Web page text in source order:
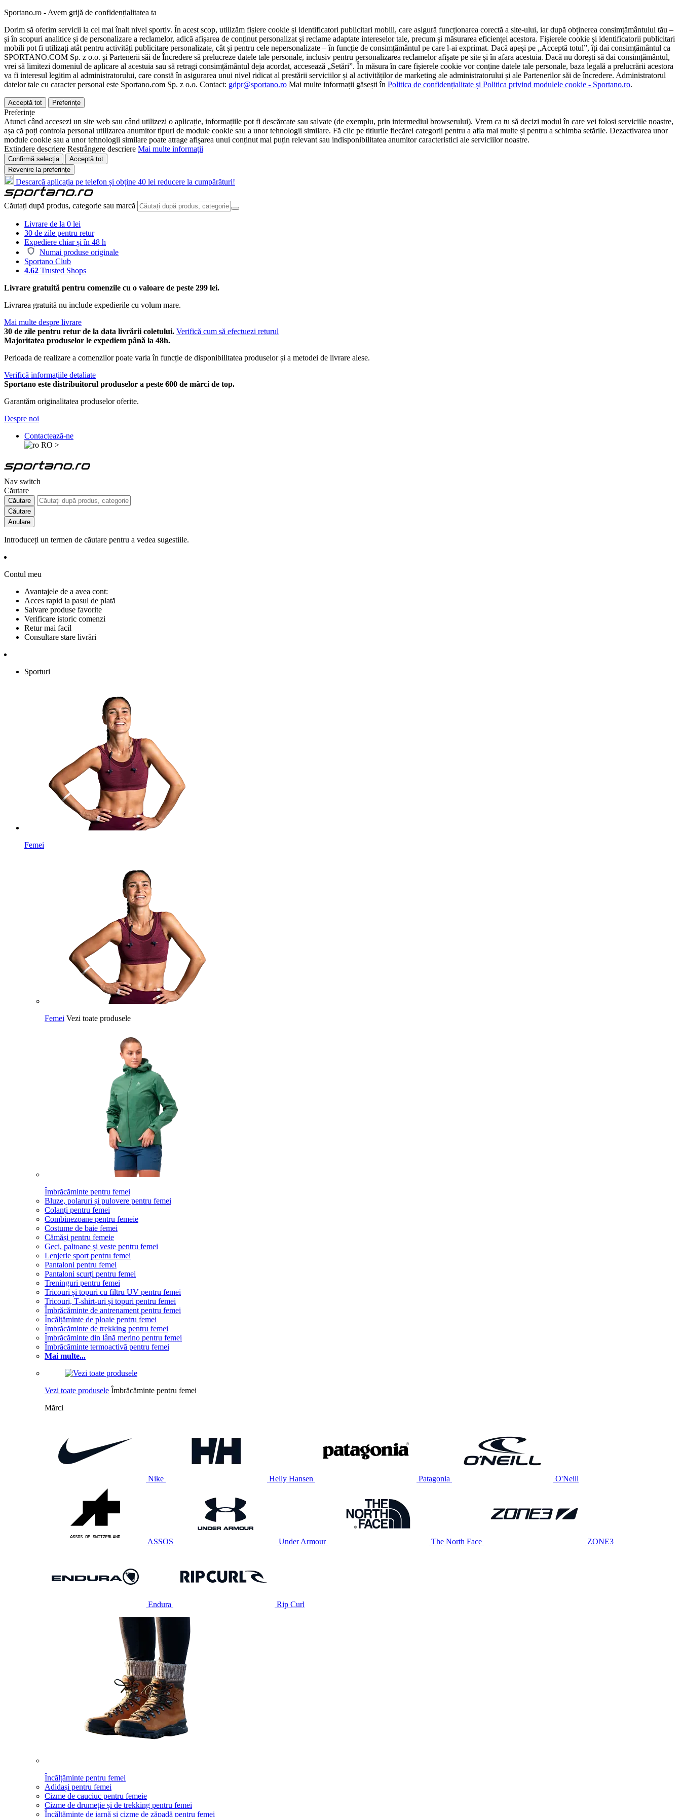
Sportano.ro - Avem grijă de confidențialitatea ta
Dorim să oferim servicii la cel mai înalt nivel sportiv. În acest scop, utilizăm fișiere cookie și identificatori publicitari mobili, care asigură funcționarea corectă a site-ului, iar după obținerea consimțământului tău –
și în scopuri analitice și de personalizare a reclamelor, adică afișarea de conținut personalizat și reclame adaptate intereselor tale, precum și măsurarea eficienței acestora. Fișierele cookie și identificatorii publicitari
mobili pot fi utilizați atât pentru activități publicitare personalizate, cât și pentru cele nepersonalizate – în funcție de consimțământul pe care l-ai exprimat. Dacă apeși pe „Acceptă totul”, îți dai consimțământul ca
SPORTANO.COM Sp. z o.o. și Partenerii săi de Încredere să prelucreze datele tale personale, inclusiv pentru personalizarea reclamelor afișate pe site și în afara acestuia. Dacă nu dorești să dai consimțământul,
vrei să limitezi domeniul de aplicare al acestuia sau să retragi consimțământul deja acordat, accesează „Setări”. În măsura în care fișierele cookie vor conține datele tale personale, baza legală a prelucrării acestora
va fi interesul legitim al administratorului, care constă în asigurarea unui nivel ridicat al prestării serviciilor și al activităților de marketing ale administratorului și ale Partenerilor săi de încredere. Administratorul
datelor tale cu caracter personal este Sportano.com Sp. z o.o. Contact: gdpr@sportano.ro Mai multe informații găsești în Politica de confidențialitate și Politica privind modulele cookie - Sportano.ro.
Acceptă tot Preferințe
Preferințe
Atunci când accesezi un site web sau când utilizezi o aplicație, informațiile pot fi descărcate sau salvate (de exemplu, prin intermediul browserului). Vrem ca tu să decizi modul în care vei folosi serviciile noastre,
așa că poți controla personal utilizarea anumitor tipuri de module cookie sau a unor tehnologii similare. Fă clic pe titlurile fiecărei categorii pentru a afla mai multe și pentru a schimba setările. Dezactivarea unor
module cookie sau a unor tehnologii similare poate atrage afișarea unui conținut mai puțin relevant sau indisponibilitatea anumitor caracteristici ale serviciilor noastre.
Extindere descriere Restrângere descriere Mai multe informații
Confirmă selecția
Acceptă tot
Revenire la preferințe
Descarcă aplicația pe telefon și obține 40 lei reducere la cumpărături!
Căutați după produs, categorie sau marcă
Livrare de la 0 lei
30 de zile pentru retur
Expediere chiar și în 48 h
Numai produse originale
Sportano Club
4.62 Trusted Shops
Livrare gratuită pentru comenzile cu o valoare de peste 299 lei.
Livrarea gratuită nu include expedierile cu volum mare.
Mai multe despre livrare
30 de zile pentru retur de la data livrării coletului. Verifică cum să efectuezi returul
Majoritatea produselor le expediem până la 48h.
Perioada de realizare a comenzilor poate varia în funcție de disponibilitatea produselor și a metodei de livrare alese.
Verifică informațiile detaliate
Sportano este distribuitorul produselor a peste 600 de mărci de top.
Garantăm originalitatea produselor oferite.
Despre noi
Contactează-ne
RO >
Nav switch
Căutare
Căutare
Căutare
Anulare
Introduceți un termen de căutare pentru a vedea sugestiile.
Contul meu
Avantajele de a avea cont:
Acces rapid la pasul de plată
Salvare produse favorite
Verificare istoric comenzi
Retur mai facil
Consultare stare livrări
Sporturi
Femei
Femei Vezi toate produsele
Îmbrăcăminte pentru femei
Bluze, polaruri și pulovere pentru femei
Colanți pentru femei
Combinezoane pentru femeie
Costume de baie femei
Cămăși pentru femeie
Geci, paltoane și veste pentru femei
Lenjerie sport pentru femei
Pantaloni pentru femei
Pantaloni scurți pentru femei
Treninguri pentru femei
Tricouri și topuri cu filtru UV pentru femei
Tricouri, T-shirt-uri și topuri pentru femei
Îmbrăcăminte de antrenament pentru femei
Încălțăminte de ploaie pentru femei
Îmbrăcăminte de trekking pentru femei
Îmbrăcăminte din lână merino pentru femei
Îmbrăcăminte termoactivă pentru femei
Mai multe...
Vezi toate produsele Îmbrăcăminte pentru femei
Mărci
Nike Helly Hansen Patagonia O'Neill
ASSOS Under Armour The North Face ZONE3
Endura Rip Curl
Încălțăminte pentru femei
Adidași pentru femei
Cizme de cauciuc pentru femeie
Cizme de drumeție și de trekking pentru femei
Încălțăminte de iarnă și cizme de zăpadă pentru femei